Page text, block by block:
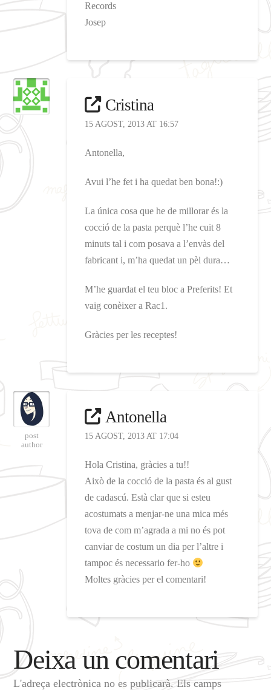
Records
Josep
Cristina
15 AGOST, 2013 AT 16:57
Antonella,
Avui l’he fet i ha quedat ben bona!:)
La única cosa que he de millorar és la
cocció de la pasta perquè l’he cuit 8
minuts tal i com posava a l’envàs del
fabricant i, m’ha quedat un pèl dura…
M’he guardat el teu bloc a Preferits! Et
vaig conèixer a Rac1.
Gràcies per les receptes!
post
author
Antonella
15 AGOST, 2013 AT 17:04
Hola Cristina, gràcies a tu!!
Això de la cocció de la pasta és al gust
de cadascú. Està clar que si esteu
acostumats a menjar-ne una mica més
tova de com m’agrada a mi no és pot
canviar de costum un dia per l’altre i
tampoc és necessario fer-ho
Moltes gràcies per el comentari!
Deixa un comentari
L'adreça electrònica no es publicarà. Els camps